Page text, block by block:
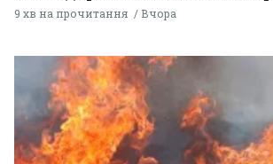
9 хв на прочитання Вчора